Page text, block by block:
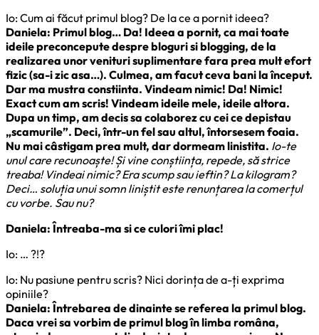
Io: Cum ai făcut primul blog? De la ce a pornit ideea?
Daniela: Primul blog… Da! Ideea a pornit, ca mai toate
ideile preconcepute despre bloguri si blogging, de la
realizarea unor venituri suplimentare fara prea mult efort
fizic (sa-i zic asa…). Culmea, am facut ceva bani la început.
Dar ma mustra constiinta. Vindeam nimic! Da! Nimic!
Exact cum am scris! Vindeam ideile mele, ideile altora.
Dupa un timp, am decis sa colaborez cu cei ce depistau
„scamurile”. Deci, într-un fel sau altul, întorsesem foaia.
Nu mai câstigam prea mult, dar dormeam linistita. Io-te
unul care recunoaște! Și vine conștiința, repede, să strice
treaba! Vindeai nimic? Era scump sau ieftin? La kilogram?
Deci… soluția unui somn liniștit este renunțarea la comerțul
cu vorbe. Sau nu?
Daniela: Întreaba-ma si ce culori îmi plac!
Io: … ?!?
Io: Nu pasiune pentru scris? Nici dorința de a-ți exprima
opiniile?
Daniela: Întrebarea de dinainte se referea la primul blog.
Daca vrei sa vorbim de primul blog în limba româna,